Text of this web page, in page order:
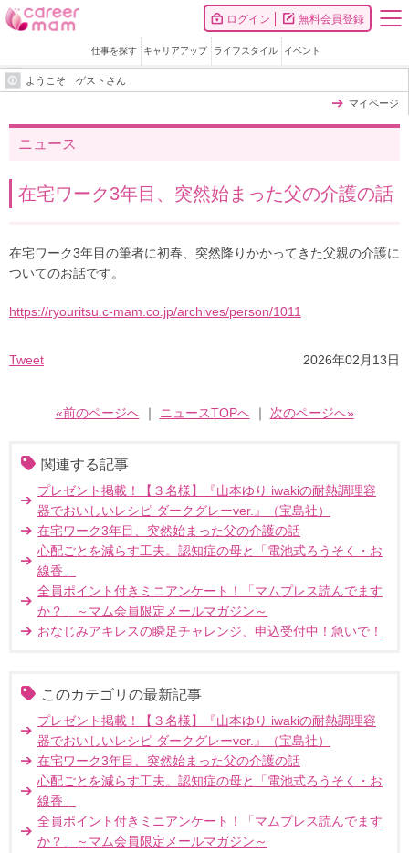
ログイン 無料会員登録
仕事を探す キャリアアップ ライフスタイル イベント
ようこそ ゲストさん
マイページ
ニュース
在宅ワーク3年目、突然始まった父の介護の話
在宅ワーク3年目の筆者に初春、突然降りかかってきた父親の介護に
ついてのお話です。
https://ryouritsu.c-mam.co.jp/archives/person/1011
Tweet 2026年02月13日
«前のページへ｜ ニュースTOPへ｜ 次のページへ»
関連する記事
プレゼント掲載！【３名様】『山本ゆり iwakiの耐熱調理容
器でおいしいレシピ ダークグレーver.』（宝島社）
在宅ワーク3年目、突然始まった父の介護の話
心配ごとを減らす工夫。認知症の母と「電池式ろうそく・お
線香」
全員ポイント付きミニアンケート！「マムプレス読んでます
か？」～マム会員限定メールマガジン～
おなじみアキレスの瞬足チャレンジ、申込受付中！急いで！
このカテゴリの最新記事
プレゼント掲載！【３名様】『山本ゆり iwakiの耐熱調理容
器でおいしいレシピ ダークグレーver.』（宝島社）
在宅ワーク3年目、突然始まった父の介護の話
心配ごとを減らす工夫。認知症の母と「電池式ろうそく・お
線香」
全員ポイント付きミニアンケート！「マムプレス読んでます
か？」～マム会員限定メールマガジン～